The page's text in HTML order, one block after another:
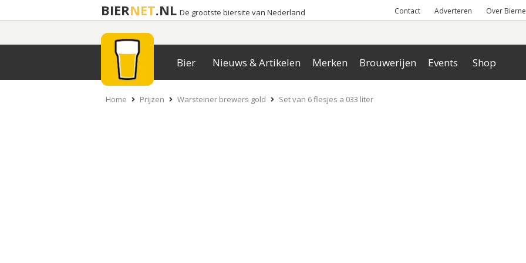
BIERNET.NL De grootste biersite van Nederland Contact Adverteren Over
Bier Nieuws & Artikelen Merken Brouwerijen Events Shop
Home Prijzen Warsteiner brewers gold Set van 6 flesjes a 033 liter